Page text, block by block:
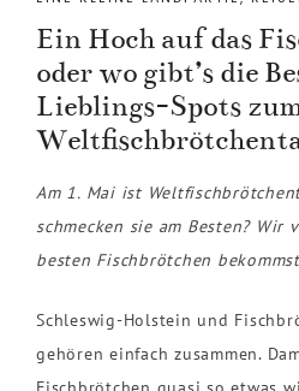
Ein Hoch auf das
oder wo gibt’s die
Lieblings-Spots
Am 1. Mai ist
schmecken sie am Besten? Wir
besten Fischbrötchen
Schleswig-Holstein und
gehören einfach zusammen.